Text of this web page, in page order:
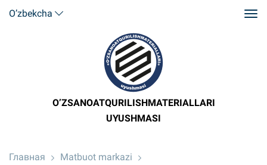
O’zbekcha
O’ZSANOATQURILISHMATERIALLARI
UYUSHMASI
Главная
Matbuot markazi